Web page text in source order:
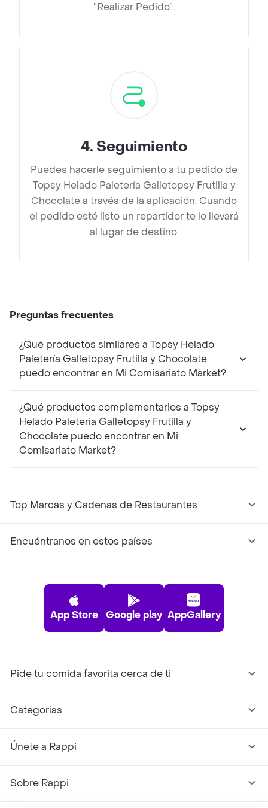
“Realizar Pedido”.
4. Seguimiento
Puedes hacerle seguimiento a tu pedido de
Topsy Helado Paletería Galletopsy Frutilla y
Chocolate a través de la aplicación. Cuando
el pedido esté listo un repartidor te lo llevará
al lugar de destino.
Preguntas frecuentes
¿Qué productos similares a Topsy Helado
Paletería Galletopsy Frutilla y Chocolate
puedo encontrar en Mi Comisariato Market?
¿Qué productos complementarios a Topsy
Helado Paletería Galletopsy Frutilla y
Chocolate puedo encontrar en Mi
Comisariato Market?
Top Marcas y Cadenas de Restaurantes
Encuéntranos en estos países
App Store Google play AppGallery
Pide tu comida favorita cerca de ti
Categorías
Únete a Rappi
Sobre Rappi